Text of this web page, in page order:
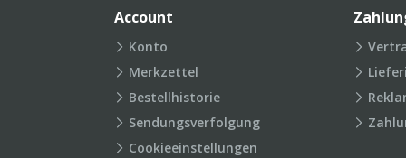
Account
Konto
Merkzettel
Bestellhistorie
Sendungsverfolgung
Cookieeinstellungen